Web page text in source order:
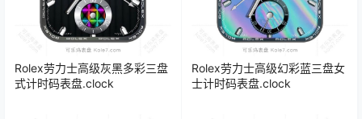
Rolex劳力士高级灰黑多彩三盘
式计时码表盘.clock
Rolex劳力士高级幻彩蓝三盘女
士计时码表盘.clock